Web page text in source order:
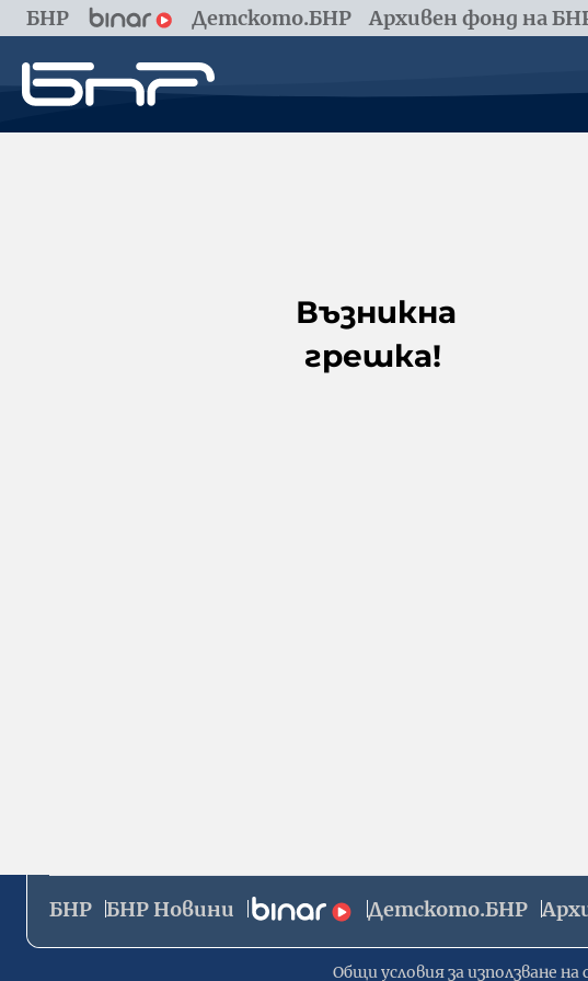
БНР Детското.БНР Архивен фонд на
Възникна
грешка!
БНР БНР Новини Детското.БНР
Общи условия за използване на